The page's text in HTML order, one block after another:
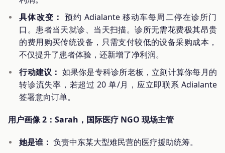
具体改变： 预约 Adialante 移动车每周二停在诊所门
口。患者当天就诊、当天扫描。诊所无需花费极其昂贵
的费用购买传统设备，只需支付较低的设备采购成本，
不仅提升了患者体验，还新增了净利润。
行动建议： 如果你是专科诊所老板，立刻计算你每月的
转诊流失率，若超过 20 单/月，应立即联系 Adialante
签署意向订单。
用户画像 2：Sarah，国际医疗 NGO 现场主管
她是谁： 负责中东某大型难民营的医疗援助统筹。